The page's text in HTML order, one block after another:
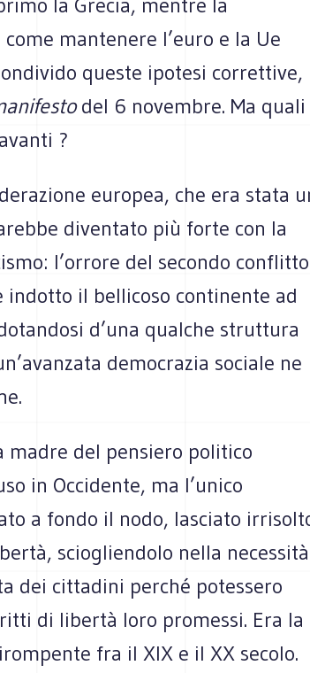
mantenere l’euro e la Ue
queste ipotesi correttive,
del 6 novembre. Ma quali
?
europea, che era stata
diventato più forte con la
l’orrore del secondo conflitto
il bellicoso continente ad
d’una qualche struttura
democrazia sociale ne
madre del pensiero politico
in Occidente, ma l’unico
a fondo il nodo, lasciato
sciogliendolo nella
dei cittadini perché potessero
di libertà loro promessi. Era la
fra il XIX e il XX secolo.